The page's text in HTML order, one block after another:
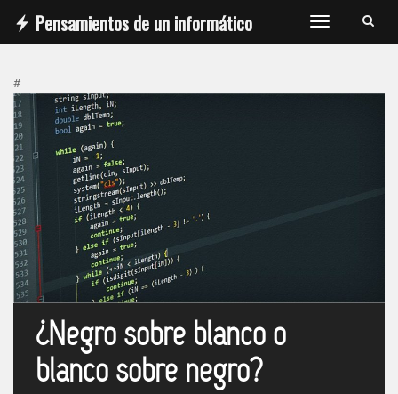
T
o
Pensamientos de un informático
#
¿Negro sobre blanco o
blanco sobre negro?